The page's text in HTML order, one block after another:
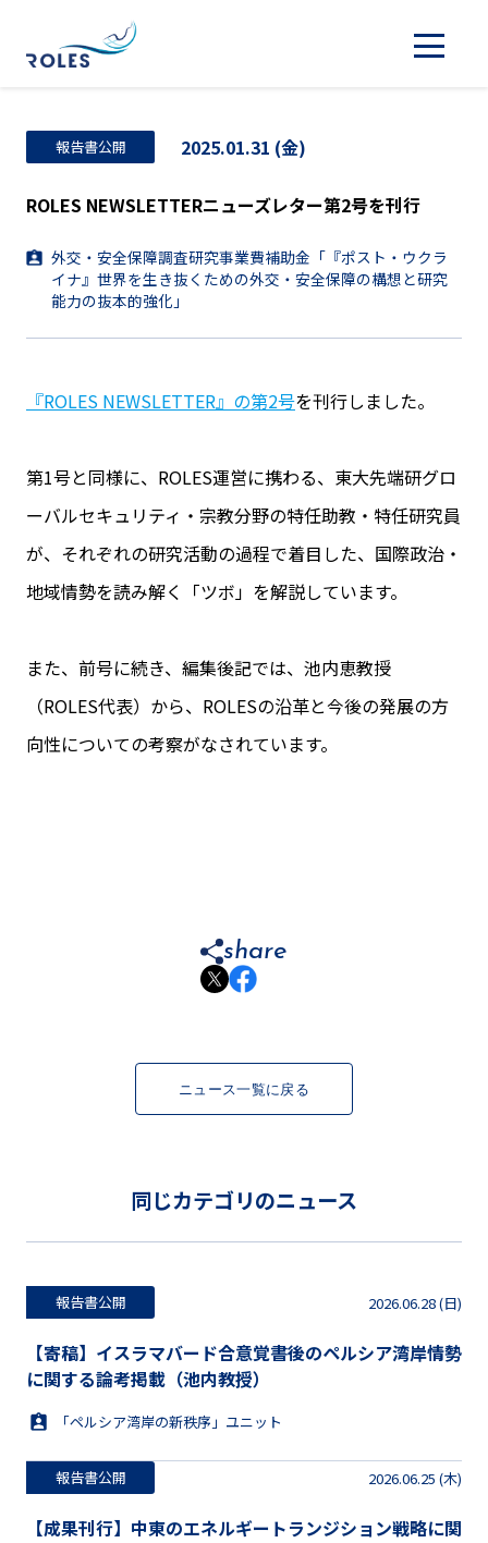
報告書公開 2025.01.31 (金)
ROLES NEWSLETTERニューズレター第2号を刊行
外交・安全保障調査研究事業費補助金「『ポスト・ウクラ
イナ』世界を生き抜くための外交・安全保障の構想と研究
能力の抜本的強化」
『ROLES NEWSLETTER』の第2号を刊行しました。
第1号と同様に、ROLES運営に携わる、東大先端研グロ
ーバルセキュリティ・宗教分野の特任助教・特任研究員
が、それぞれの研究活動の過程で着目した、国際政治・
地域情勢を読み解く「ツボ」を解説しています。
また、前号に続き、編集後記では、池内恵教授
（ROLES代表）から、ROLESの沿革と今後の発展の方
向性についての考察がなされています。
share
ニュース一覧に戻る
同じカテゴリのニュース
報告書公開 2026.06.28 (日)
【寄稿】イスラマバード合意覚書後のペルシア湾岸情勢
に関する論考掲載（池内教授）
「ペルシア湾岸の新秩序」ユニット
報告書公開 2026.06.25 (木)
【成果刊行】中東のエネルギートランジション戦略に関